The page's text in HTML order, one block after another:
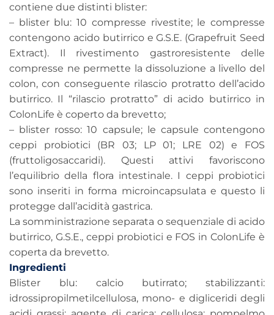
contiene due distinti blister:
– blister blu: 10 compresse rivestite; le compresse
contengono acido butirrico e G.S.E. (Grapefruit Seed
Extract). Il rivestimento gastroresistente delle
compresse ne permette la dissoluzione a livello del
colon, con conseguente rilascio protratto dell’acido
butirrico. Il “rilascio protratto” di acido butirrico in
ColonLife è coperto da brevetto;
– blister rosso: 10 capsule; le capsule contengono
ceppi probiotici (BR 03; LP 01; LRE 02) e FOS
(fruttoligosaccaridi). Questi attivi favoriscono
l’equilibrio della flora intestinale. I ceppi probiotici
sono inseriti in forma microincapsulata e questo li
protegge dall’acidità gastrica.
La somministrazione separata o sequenziale di acido
butirrico, G.S.E., ceppi probiotici e FOS in ColonLife è
coperta da brevetto.
Ingredienti
Blister blu: calcio butirrato; stabilizzanti:
idrossipropilmetilcellulosa, mono- e digliceridi degli